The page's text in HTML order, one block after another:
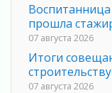
Воспитанница
прошла
07 августа 2026
Итоги
07 августа 2026